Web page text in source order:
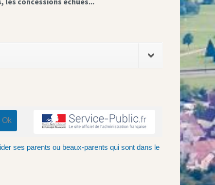
ses parents ou beaux-parents qui sont dans le